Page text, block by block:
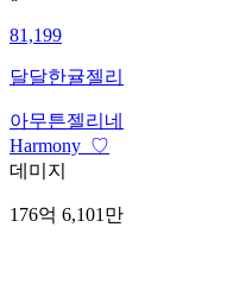
81,199
달달한귤젤리
아무튼젤리네
Harmony_♡
데미지
176억 6,101만